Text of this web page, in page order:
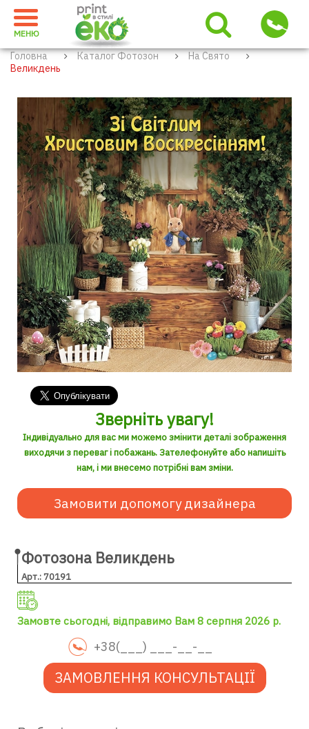
МЕНЮ
Головна Каталог Фотозон
На Свято
Великдень
Зверніть увагу!
Індивідуально для вас ми можемо змінити деталі зображення
виходячи з переваг і побажань. Зателефонуйте або напишіть
нам, і ми внесемо потрібні вам зміни.
Замовити допомогу дизайнера
Фотозона Великдень
Арт.: 70191
Замовте сьогодні, відправимо Вам 8 серпня 2026 р.
ЗАМОВЛЕННЯ КОНСУЛЬТАЦІЇ